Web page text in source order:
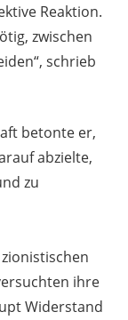
Reaktion.
zwischen
schrieb
betonte er,
abzielte,
zu
ihre
Widerstand